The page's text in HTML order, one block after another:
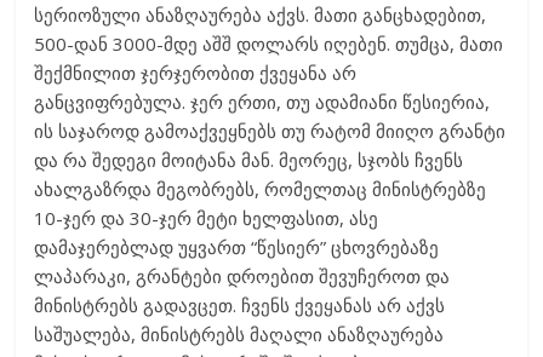
სერიოზული ანაზღაურება აქვს. მათი განცხადებით,
500-დან 3000-მდე აშშ დოლარს იღებენ. თუმცა, მათი
შექმნილით ჯერჯერობით ქვეყანა არ
განცვიფრებულა. ჯერ ერთი, თუ ადამიანი წესიერია,
ის საჯაროდ გამოაქვეყნებს თუ რატომ მიიღო გრანტი
და რა შედეგი მოიტანა მან. მეორეც, სჯობს ჩვენს
ახალგაზრდა მეგობრებს, რომელთაც მინისტრებზე
10-ჯერ და 30-ჯერ მეტი ხელფასით, ასე
დამაჯერებლად უყვართ “წესიერ” ცხოვრებაზე
ლაპარაკი, გრანტები დროებით შევუჩეროთ და
მინისტრებს გადავცეთ. ჩვენს ქვეყანას არ აქვს
საშუალება, მინისტრებს მაღალი ანაზღაურება